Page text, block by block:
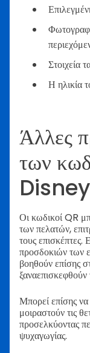
Στοιχεία
Η ηλικία
Άλλες
των
Οι κωδικοί QR
των πελατών,
τους επισκέπτες.
προσδοκιών των
βοηθούν επίσης
Μπορεί επίσης να
μοιραστούν τις
προσελκύοντας
ψυχαγωγίας.